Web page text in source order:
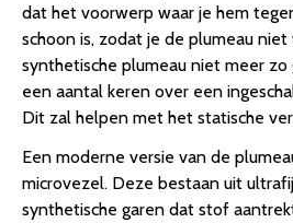
dat het voorwerp waar je hem
schoon is, zodat je de plumeau
synthetische plumeau niet meer zo
een aantal keren over een
Dit zal helpen met het statische
Een moderne versie van de
microvezel. Deze bestaan uit
synthetische garen dat stof